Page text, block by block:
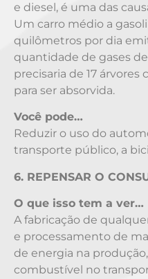
e diesel, é uma das
Um carro médio a
quilômetros por dia
quantidade de gases
precisaria de 17
para ser absorvida.
Você pode…
Reduzir o uso do
transporte público, a
6. REPENSAR O
O que isso tem a ver…
A fabricação de
e processamento de
de energia na
combustível no